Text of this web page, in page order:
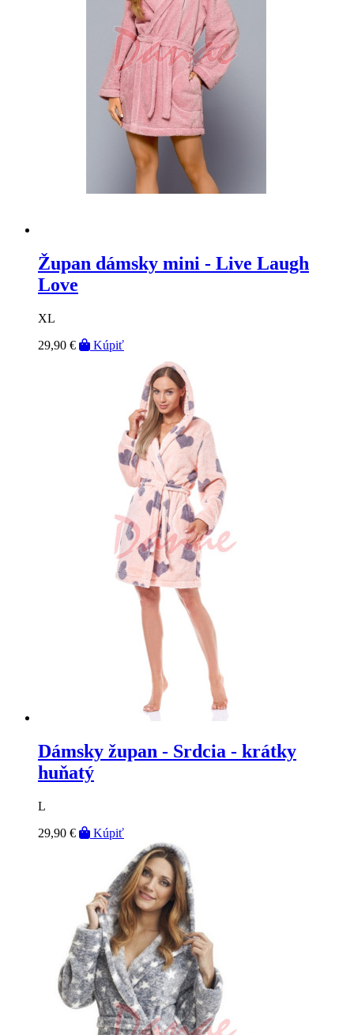
Župan dámsky mini - Live Laugh
Love
XL
29,90 €
Kúpiť
Dámsky župan - Srdcia - krátky
huňatý
L
29,90 €
Kúpiť